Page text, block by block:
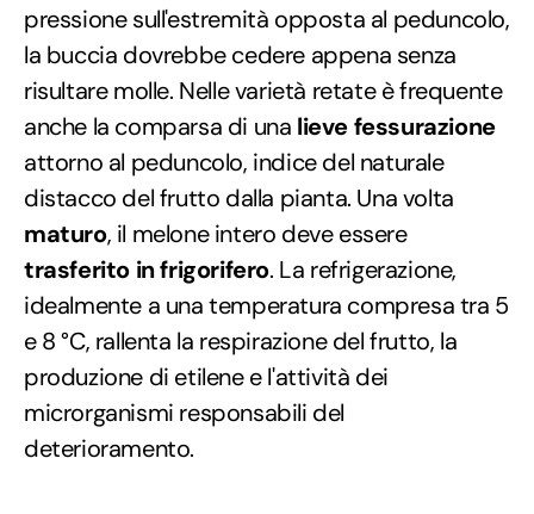
pressione sull'estremità opposta al peduncolo,
la buccia dovrebbe cedere appena senza
risultare molle. Nelle varietà retate è frequente
anche la comparsa di una lieve fessurazione
attorno al peduncolo, indice del naturale
distacco del frutto dalla pianta. Una volta
maturo, il melone intero deve essere
trasferito in frigorifero. La refrigerazione,
idealmente a una temperatura compresa tra 5
e 8 °C, rallenta la respirazione del frutto, la
produzione di etilene e l'attività dei
microrganismi responsabili del
deterioramento.